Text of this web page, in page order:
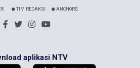
TIM REDAKSI ANCHORS
aplikasi NTV